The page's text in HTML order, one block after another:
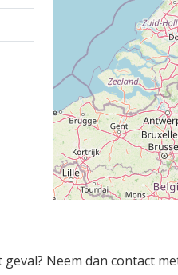
Neem dan contact